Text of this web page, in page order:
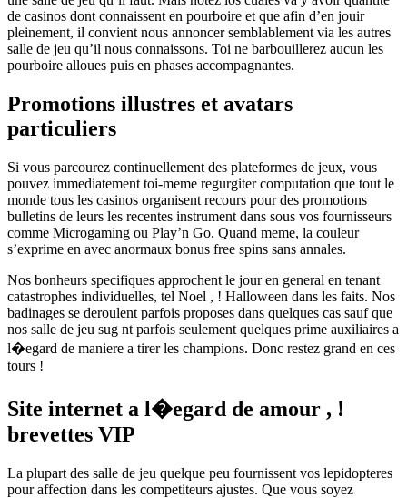
de casinos dont connaissent en pourboire et que afin d’en jouir
pleinement, il convient nous annoncer semblablement via les autres
salle de jeu qu’il nous connaissons. Toi ne barbouillerez aucun les
pourboire alloues puis en phases accompagnantes.
Promotions illustres et avatars
particuliers
Si vous parcourez continuellement des plateformes de jeux, vous
pouvez immediatement toi-meme regurgiter computation que tout le
monde tous les casinos organisent recours pour des promotions
bulletins de leurs les recentes instrument dans sous vos fournisseurs
comme Microgaming ou Play’n Go. Quand meme, la couleur
s’exprime en avec anormaux bonus free spins sans annales.
Nos bonheurs specifiques approchent le jour en general en tenant
catastrophes individuelles, tel Noel , ! Halloween dans les faits. Nos
badinages se deroulent parfois proposes dans quelques cas sauf que
nos salle de jeu sug nt parfois seulement quelques prime auxiliaires a
l�egard de maniere a tirer les champions. Donc restez grand en ces
tours !
Site internet a l�egard de amour , !
brevettes VIP
La plupart des salle de jeu quelque peu fournissent vos lepidopteres
pour affection dans les competiteurs ajustes. Que vous soyez